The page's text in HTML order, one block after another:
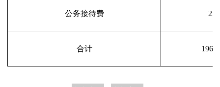
公务接待费
合计